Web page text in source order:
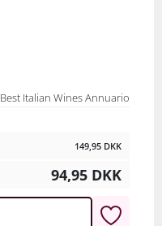
Best Italian Wines Annuario
149,95 DKK
94,95 DKK